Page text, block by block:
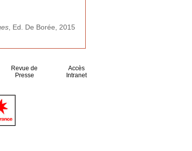
, Ed. De Borée, 2015
Revue de
Presse
Accès
Intranet